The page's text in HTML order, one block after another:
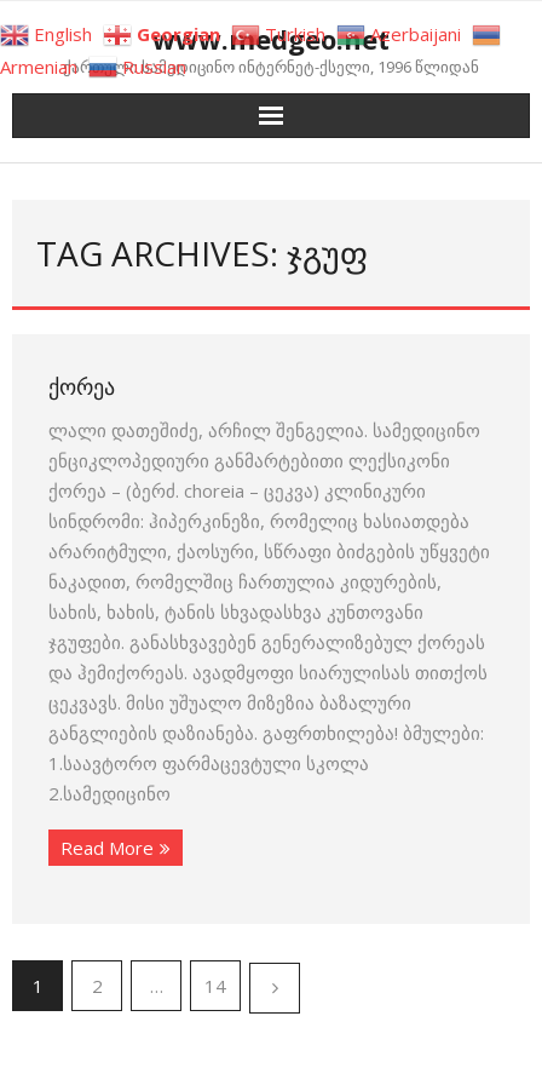
to
content
www.medgeo.net
ქართული სამედიცინო ინტერნეტ-ქსელი, 1996 წლიდან
TAG ARCHIVES: ᲯᲒᲣᲤ
ᲥᲝᲠᲔᲐ
ლალი დათეშიძე, არჩილ შენგელია. სამედიცინო
ენციკლოპედიური განმარტებითი ლექსიკონი
ქორეა – (ბერძ. choreia – ცეკვა) კლინიკური
სინდრომი: ჰიპერკინეზი, რომელიც ხასიათდება
არარიტმული, ქაოსური, სწრაფი ბიძგების უწყვეტი
ნაკადით, რომელშიც ჩართულია კიდურების,
სახის, ხახის, ტანის სხვადასხვა კუნთოვანი
ჯგუფები. განასხვავებენ გენერალიზებულ ქორეას
და ჰემიქორეას. ავადმყოფი სიარულისას თითქოს
ცეკვავს. მისი უშუალო მიზეზია ბაზალური
განგლიების დაზიანება. გაფრთხილება! ბმულები:
1.საავტორო ფარმაცევტული სკოლა
2.სამედიცინო
Read More
1 2 … 14
English Georgian Turkish
Azerbaijani
Armenian
Russian